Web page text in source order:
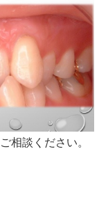
相談ください。